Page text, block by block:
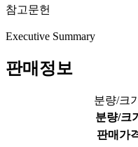
참고문헌
Executive Summary
판매정보
분량/크
분량/크기
판매가